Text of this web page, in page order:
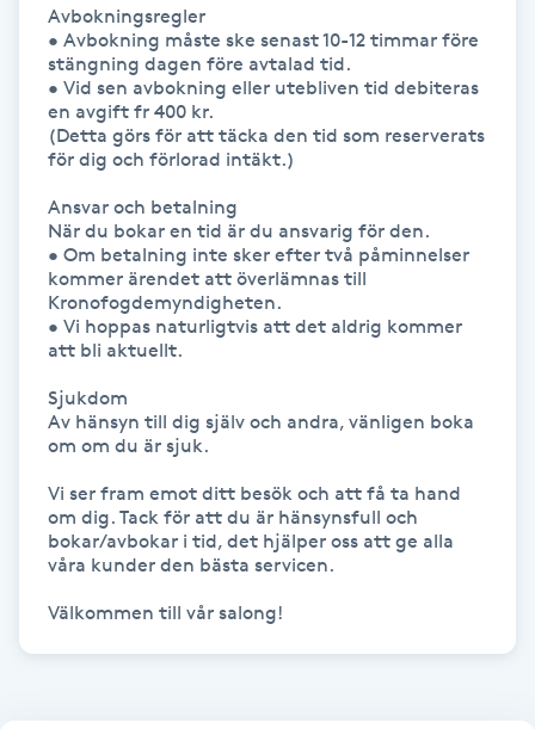
Hälsprickor
Idrottsmassage
IPL hårborttagning
IR-massage
Japansk massage
Katun fransar
Avbokningsregler
• Avbokning måste ske senast 10-12 timmar före
stängning dagen före avtalad tid.
• Vid sen avbokning eller utebliven tid debiteras
en avgift fr 400 kr.
(Detta görs för att täcka den tid som reserverats
för dig och förlorad intäkt.)
Ansvar och betalning
När du bokar en tid är du ansvarig för den.
• Om betalning inte sker efter två påminnelser
kommer ärendet att överlämnas till
Kronofogdemyndigheten.
• Vi hoppas naturligtvis att det aldrig kommer
att bli aktuellt.
Sjukdom
Av hänsyn till dig själv och andra, vänligen boka
om om du är sjuk.
Vi ser fram emot ditt besök och att få ta hand
om dig. Tack för att du är hänsynsfull och
bokar/avbokar i tid, det hjälper oss att ge alla
våra kunder den bästa servicen.
Välkommen till vår salong!